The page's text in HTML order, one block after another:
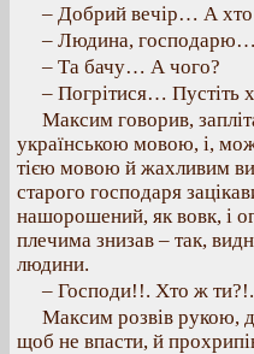
– Добрий вечір… А
– Людина, господарю…
– Та бачу… А чого?
– Погрітися… Пустіть
Максим говорив,
українською мовою, і,
тією мовою й жахливим
старого господаря
нашорошений, як вовк, і
плечима знизав – так,
людини.
– Господи!!. Хто ж ти?!.
Максим розвів рукою,
щоб не впасти, й